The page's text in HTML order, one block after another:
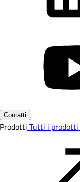
Contatti
Prodotti Tutti i prodotti